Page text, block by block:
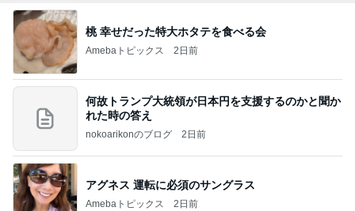
桃 幸せだった特大ホタテを食べる会
Amebaトピックス 2日前
何故トランプ大統領が日本円を支援するのかと聞か
れた時の答え
nokoarikonのブログ 2日前
アグネス 運転に必須のサングラス
Amebaトピックス 2日前